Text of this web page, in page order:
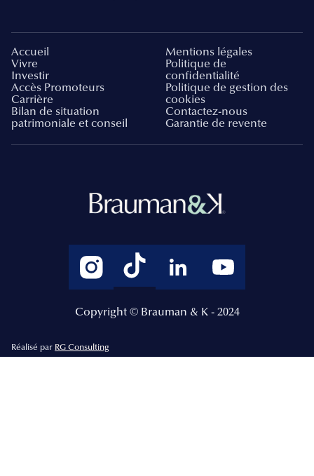
Accueil
Vivre
Investir
Accès Promoteurs
Carrière
Bilan de situation
patrimoniale et conseil
Mentions légales
Politique de
confidentialité
Politique de gestion des
cookies
Contactez-nous
Garantie de revente
Copyright © Brauman & K - 2024
Réalisé par RG Consulting